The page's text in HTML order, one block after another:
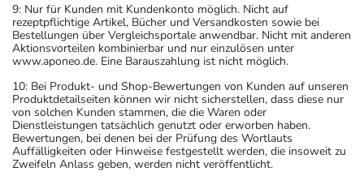
9: Nur für Kunden mit Kundenkonto möglich. Nicht auf
rezeptpflichtige Artikel, Bücher und Versandkosten sowie bei
Bestellungen über Vergleichsportale anwendbar. Nicht mit anderen
Aktionsvorteilen kombinierbar und nur einzulösen unter
www.aponeo.de. Eine Barauszahlung ist nicht möglich.
10: Bei Produkt- und Shop-Bewertungen von Kunden auf unseren
Produktdetailseiten können wir nicht sicherstellen, dass diese nur
von solchen Kunden stammen, die die Waren oder
Dienstleistungen tatsächlich genutzt oder erworben haben.
Bewertungen, bei denen bei der Prüfung des Wortlauts
Auffälligkeiten oder Hinweise festgestellt werden, die insoweit zu
Zweifeln Anlass geben, werden nicht veröffentlicht.